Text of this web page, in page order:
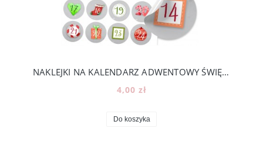
NAKLEJKI NA KALENDARZ ADWENTOWY ŚWIĘTA DIY - 24 KOLOROWE NUMERKI [14]
4,00 zł
Do koszyka